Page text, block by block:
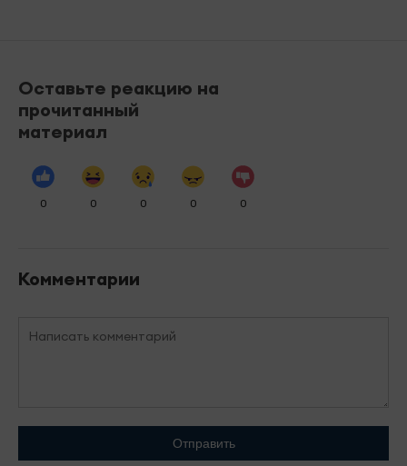
Оставьте реакцию на
прочитанный
материал
0 0 0 0 0
Комментарии
Отправить